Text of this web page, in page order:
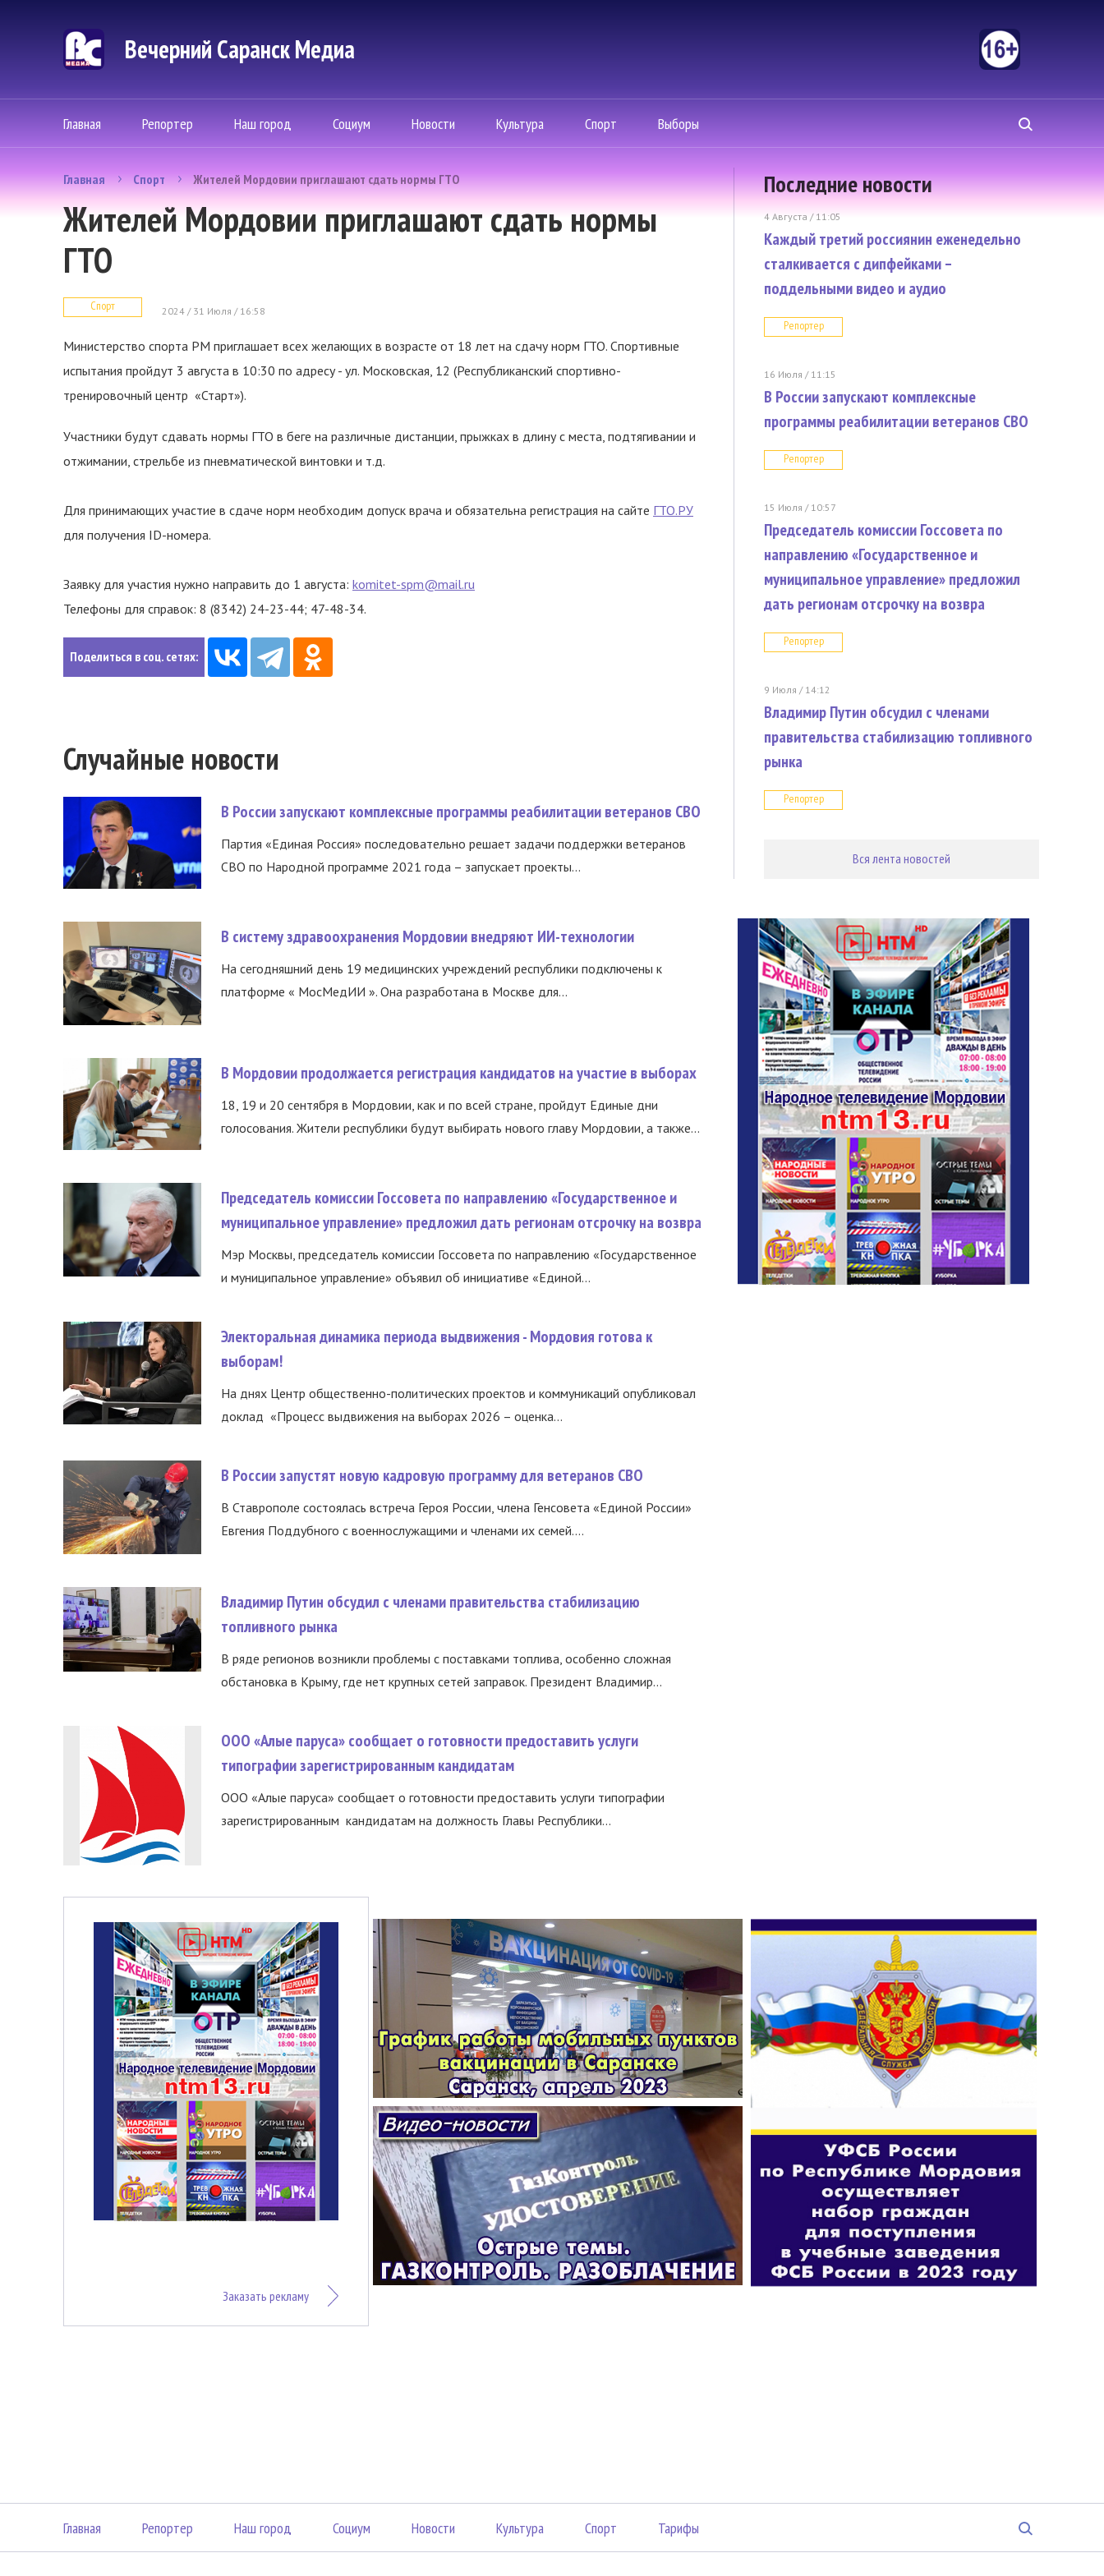
Вечерний Саранск Mедиа
Главная Репортер Наш город Социум Новости Культура Спорт Выборы
Главная Спорт Жителей Мордовии приглашают сдать нормы ГТО
Жителей Мордовии приглашают сдать нормы
ГТО
Спорт 2024 / 31 Июля / 16:58
Министерство спорта РМ приглашает всех желающих в возрасте от 18 лет на сдачу норм ГТО. Спортивные
испытания пройдут 3 августа в 10:30 по адресу - ул. Московская, 12 (Республиканский спортивно-
тренировочный центр «Старт»).
Участники будут сдавать нормы ГТО в беге на различные дистанции, прыжках в длину с места, подтягивании и
отжимании, стрельбе из пневматической винтовки и т.д.
Для принимающих участие в сдаче норм необходим допуск врача и обязательна регистрация на сайте ГТО.РУ
для получения ID-номера.
Заявку для участия нужно направить до 1 августа: komitet-spm@mail.ru
Телефоны для справок: 8 (8342) 24-23-44; 47-48-34.
Поделиться в соц. сетях:
Случайные новости
В России запускают комплексные программы реабилитации ветеранов СВО
Партия «Единая Россия» последовательно решает задачи поддержки ветеранов
СВО по Народной программе 2021 года – запускает проекты...
В систему здравоохранения Мордовии внедряют ИИ-технологии
На сегодняшний день 19 медицинских учреждений республики подключены к
платформе « МосМедИИ ». Она разработана в Москве для...
В Мордовии продолжается регистрация кандидатов на участие в выборах
18, 19 и 20 сентября в Мордовии, как и по всей стране, пройдут Единые дни
голосования. Жители республики будут выбирать нового главу Мордовии, а также...
Председатель комиссии Госсовета по направлению «Государственное и
муниципальное управление» предложил дать регионам отсрочку на возвра
Мэр Москвы, председатель комиссии Госсовета по направлению «Государственное
и муниципальное управление» объявил об инициативе «Единой...
Электоральная динамика периода выдвижения - Мордовия готова к
выборам!
На днях Центр общественно-политических проектов и коммуникаций опубликовал
доклад «Процесс выдвижения на выборах 2026 – оценка...
В России запустят новую кадровую программу для ветеранов СВО
В Ставрополе состоялась встреча Героя России, члена Генсовета «Единой России»
Евгения Поддубного с военнослужащими и членами их семей....
Владимир Путин обсудил с членами правительства стабилизацию
топливного рынка
В ряде регионов возникли проблемы с поставками топлива, особенно сложная
обстановка в Крыму, где нет крупных сетей заправок. Президент Владимир...
ООО «Алые паруса» сообщает о готовности предоставить услуги
типографии зарегистрированным кандидатам
ООО «Алые паруса» сообщает о готовности предоставить услуги типографии
зарегистрированным кандидатам на должность Главы Республики...
Последние новости
4 Августа / 11:05
Каждый третий россиянин еженедельно
сталкивается с дипфейками –
поддельными видео и аудио
Репортер
16 Июля / 11:15
В России запускают комплексные
программы реабилитации ветеранов СВО
Репортер
15 Июля / 10:57
Председатель комиссии Госсовета по
направлению «Государственное и
муниципальное управление» предложил
дать регионам отсрочку на возвра
Репортер
9 Июля / 14:12
Владимир Путин обсудил с членами
правительства стабилизацию топливного
рынка
Репортер
Вся лента новостей
Заказать рекламу
Главная Репортер Наш город Социум Новости Культура Спорт Тарифы